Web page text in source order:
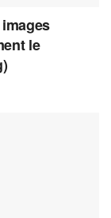
le